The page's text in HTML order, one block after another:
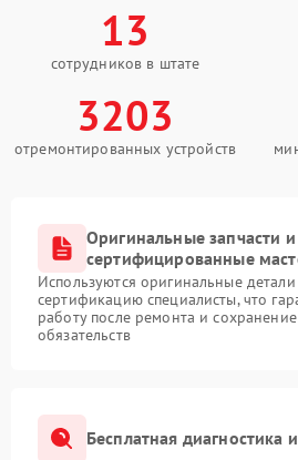
13
сотрудников в штате
3203
отремонтированных устройств
Оригинальные запчасти и
сертифицированные
Используются оригинальные
сертификацию специалисты, что
работу после ремонта и
обязательств
Бесплатная диагностика